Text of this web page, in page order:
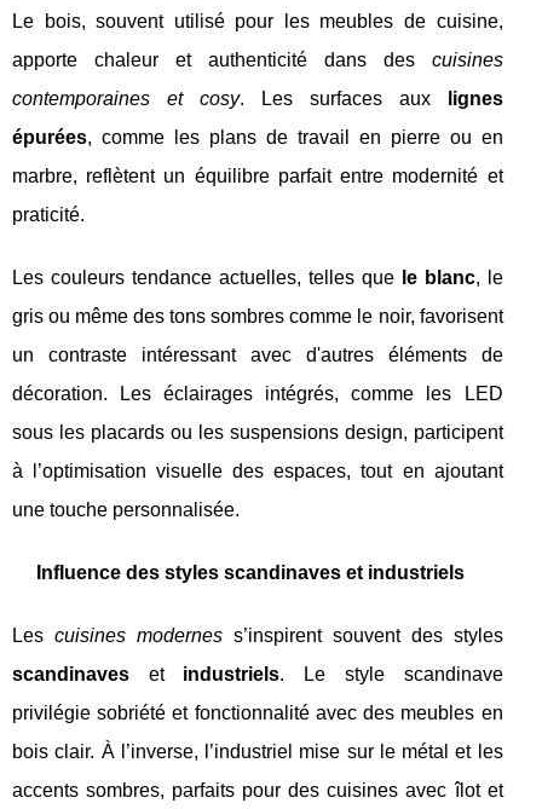
Le bois, souvent utilisé pour les meubles de cuisine,
apporte chaleur et authenticité dans des cuisines
contemporaines et cosy. Les surfaces aux
lignes
épurées, comme les plans de travail en pierre ou en
marbre, reflètent un équilibre parfait entre modernité et
praticité.
Les couleurs tendance actuelles, telles que le blanc, le
gris ou même des tons sombres comme le noir, favorisent
un contraste intéressant avec d'autres éléments de
décoration. Les éclairages intégrés, comme les LED
sous les placards ou les suspensions design, participent
à l’optimisation visuelle des espaces, tout en ajoutant
une touche personnalisée.
Influence des styles scandinaves et industriels
Les cuisines moderness’inspirent souvent des styles
scandinaves et industriels. Le style scandinave
privilégie sobriété et fonctionnalité avec des meubles en
bois clair. À l’inverse, l’industriel mise sur le métal et les
accents sombres, parfaits pour des cuisines avec îlot et